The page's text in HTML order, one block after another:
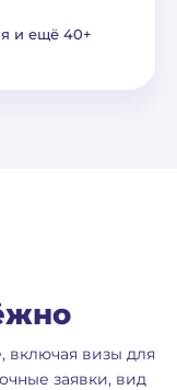
и ещё 40+
визы для
заявки, вид